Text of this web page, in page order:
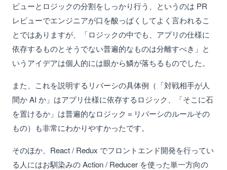
ビューとロジックの分割をしっかり行う、というのは PR
レビューでエンジニアが口を酸っぱくしてよく言われるこ
とではありますが、「ロジックの中でも、アプリの仕様に
依存するものとそうでない普遍的なものは分離すべき」と
いうアイデアは個人的には眼から鱗が落ちるものでした。
また、これを説明するリバーシの具体例（「対戦相手が人
間か AI か」はアプリ仕様に依存するロジック、「そこに石
を置けるか」は普遍的なロジック＝リバーシのルールその
もの）も非常にわかりやすかったです。
そのほか、React / Redux でフロントエンド開発を行ってい
る人にはお馴染みの Action / Reducer を使った単一方向の